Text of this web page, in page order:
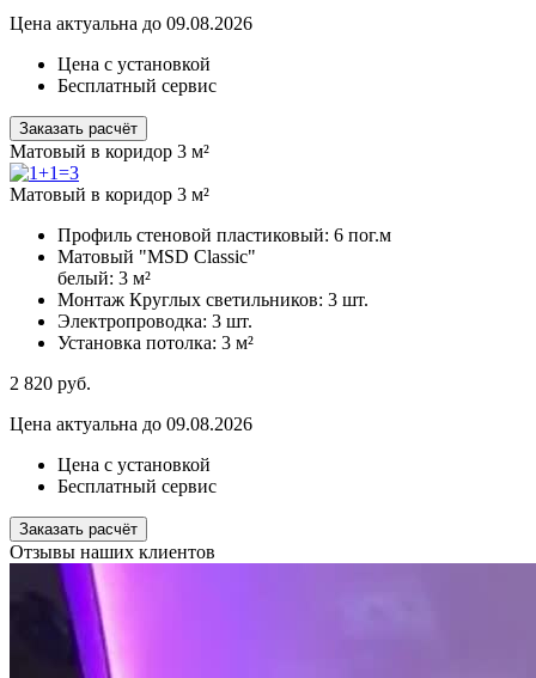
Цена актуальна до 09.08.2026
Цена с установкой
Бесплатный сервис
Заказать расчёт
Матовый в коридор 3 м²
Матовый в коридор 3 м²
Профиль стеновой пластиковый: 6 пог.м
Матовый "MSD Classic"
белый: 3 м²
Монтаж Круглых светильников: 3 шт.
Электропроводка: 3 шт.
Установка потолка: 3 м²
2 820 руб.
Цена актуальна до 09.08.2026
Цена с установкой
Бесплатный сервис
Заказать расчёт
Отзывы наших клиентов